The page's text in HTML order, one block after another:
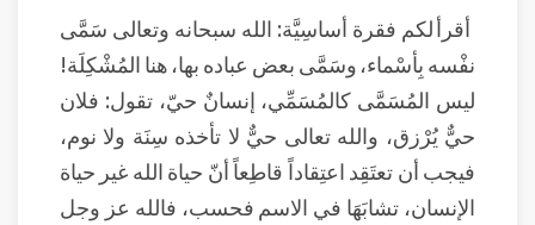
أقرأ لكم فقرة أساسِيَّة: الله سبحانه وتعالى سَمَّى
نفْسه بِأسْماء، وسَمَّى بعض عباده بها، هنا المُشْكِلَة!
ليس المُسَمَّى كالمُسَمِّي، إنسانٌ حيّ، تقول: فلان
حيٌّ يُرْزق، والله تعالى حيٌّ لا تأخذه سِنَة ولا نوم،
فيجب أن تعتَقِد اعتِقاداً قاطِعاً أنّ حياة الله غير حياة
الإنسان، تشابَهَا في الاسم فحسب، فالله عز وجل